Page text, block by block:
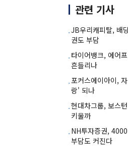
관련 기사
JB우리캐피탈, 배
권도 부담
타이어뱅크, 에어
흔들리나
포커스에이아이,
랑' 되나
현대차그룹, 보스
키울까
NH투자증권,
부담도 커진다